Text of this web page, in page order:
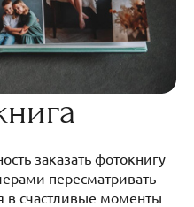
заказать фотокнигу
пересматривать
в счастливые моменты